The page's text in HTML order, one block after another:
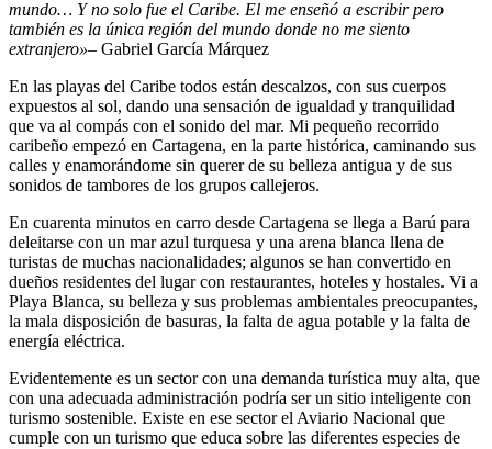
mundo… Y no solo fue el Caribe. El me enseñó a escribir pero
también es la única región del mundo donde no me siento
extranjero»– Gabriel García Márquez
En las playas del Caribe todos están descalzos, con sus cuerpos
expuestos al sol, dando una sensación de igualdad y tranquilidad
que va al compás con el sonido del mar. Mi pequeño recorrido
caribeño empezó en Cartagena, en la parte histórica, caminando sus
calles y enamorándome sin querer de su belleza antigua y de sus
sonidos de tambores de los grupos callejeros.
En cuarenta minutos en carro desde Cartagena se llega a Barú para
deleitarse con un mar azul turquesa y una arena blanca llena de
turistas de muchas nacionalidades; algunos se han convertido en
dueños residentes del lugar con restaurantes, hoteles y hostales. Vi a
Playa Blanca, su belleza y sus problemas ambientales preocupantes,
la mala disposición de basuras, la falta de agua potable y la falta de
energía eléctrica.
Evidentemente es un sector con una demanda turística muy alta, que
con una adecuada administración podría ser un sitio inteligente con
turismo sostenible. Existe en ese sector el Aviario Nacional que
cumple con un turismo que educa sobre las diferentes especies de